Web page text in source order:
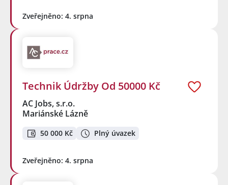
Zveřejněno: 4. srpna
Technik Údržby Od 50000 Kč
AC Jobs, s.r.o.
Mariánské Lázně
50 000 Kč Plný úvazek
Zveřejněno: 4. srpna